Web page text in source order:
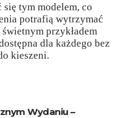
tym modelem, co
potrafią wytrzymać
przykładem
dla każdego bez
kieszeni.
Wydaniu –